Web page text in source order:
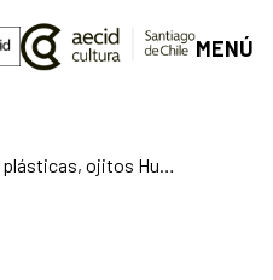
MENÚ